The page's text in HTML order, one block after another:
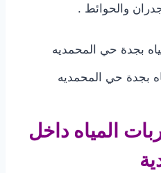
والحوائط .
بجدة حي المحمديه
المياه داخل